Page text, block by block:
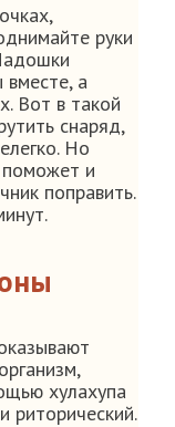
руки
а
Вот в такой
снаряд,
Но
поможет и
поправить.
хулахупа
риторический.